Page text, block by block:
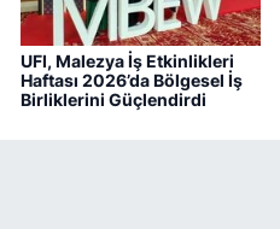
UFI, Malezya İş Etkinlikleri
Haftası 2026’da Bölgesel İş
Birliklerini Güçlendirdi